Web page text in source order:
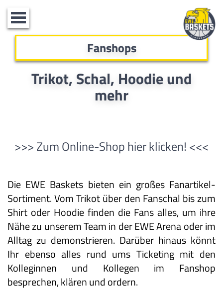
Toggle
navigation
Fanshops
Trikot, Schal, Hoodie und
mehr
>>> Zum Online-Shop hier klicken! <<<
Die EWE Baskets bieten ein großes Fanartikel-
Sortiment. Vom Trikot über den Fanschal bis zum
Shirt oder Hoodie finden die Fans alles, um ihre
Nähe zu unserem Team in der EWE Arena oder im
Alltag zu demonstrieren. Darüber hinaus könnt
Ihr ebenso alles rund ums Ticketing mit den
Kolleginnen und Kollegen im Fanshop
besprechen, klären und ordern.